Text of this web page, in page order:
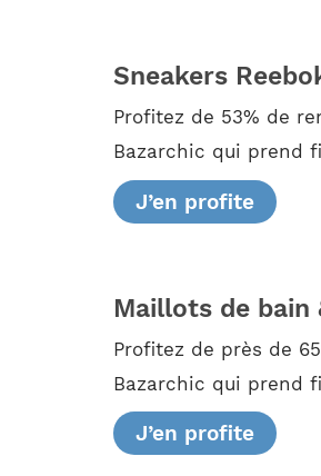
Sneakers
Profitez de 53% de
Bazarchic qui prend
J’en profite
Maillots de
Profitez de près de
Bazarchic qui prend
J’en profite